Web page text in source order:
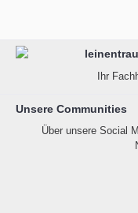
Ihr
Unsere Communities
Über unsere Social